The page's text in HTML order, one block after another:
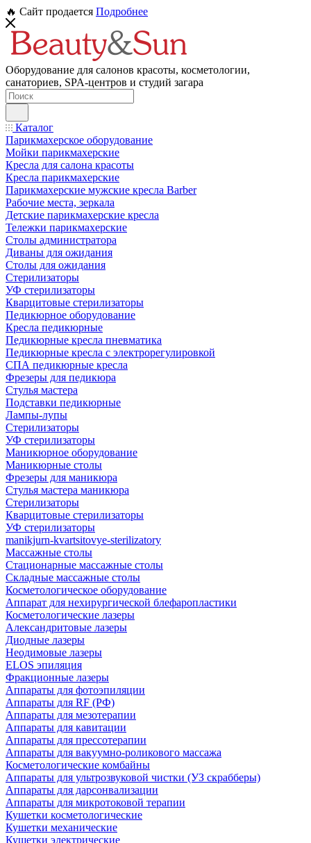
🔥 Сайт продается Подробнее
Оборудование для салонов красоты, косметологии,
санаториев, SPA-центров и студий загара
Каталог
Парикмахерское оборудование
Мойки парикмахерские
Кресла для салона красоты
Кресла парикмахерские
Парикмахерские мужские кресла Barber
Рабочие места, зеркала
Детские парикмахерские кресла
Тележки парикмахерские
Столы администратора
Диваны для ожидания
Столы для ожидания
Стерилизаторы
УФ стерилизаторы
Кварцитовые стерилизаторы
Педикюрное оборудование
Кресла педикюрные
Педикюрные кресла пневматика
Педикюрные кресла с электрорегулировкой
СПА педикюрные кресла
Фрезеры для педикюра
Стулья мастера
Подставки педикюрные
Лампы-лупы
Стерилизаторы
УФ стерилизаторы
Маникюрное оборудование
Маникюрные столы
Фрезеры для маникюра
Стулья мастера маникюра
Стерилизаторы
Кварцитовые стерилизаторы
УФ стерилизаторы
manikjurn-kvartsitovye-sterilizatory
Массажные столы
Стационарные массажные столы
Складные массажные столы
Косметологическое оборудование
Аппарат для нехирургической блефаропластики
Косметологические лазеры
Александритовые лазеры
Диодные лазеры
Неодимовые лазеры
ELOS эпиляция
Фракционные лазеры
Аппараты для фотоэпиляции
Аппараты для RF (РФ)
Аппараты для мезотерапии
Аппараты для кавитации
Аппараты для прессотерапии
Аппараты для вакуумно-роликового массажа
Косметологические комбайны
Аппараты для ультрозвуковой чистки (УЗ скрабберы)
Аппараты для дарсонвализации
Аппараты для микротоковой терапии
Кушетки косметологические
Кушетки механические
Кушетки электрические